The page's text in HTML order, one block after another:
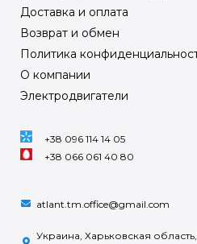
Доставка и оплата
Возврат и обмен
Политика
О компании
Электродвигатели
+38 096 114 14 05
+38 066 061 40 80
atlant.tm.office@gmail.com
Украина, Харьковская